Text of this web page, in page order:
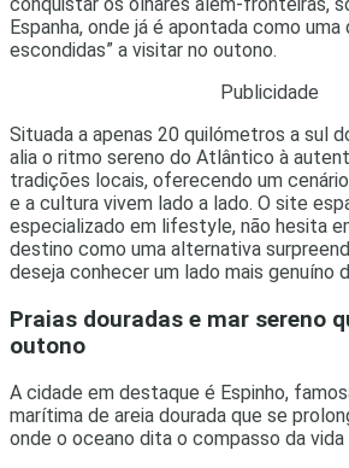
Espanha, onde já é apontada como uma
escondidas” a visitar no outono.
Publicidade
Situada a apenas 20 quilómetros a sul
alia o ritmo sereno do Atlântico à
tradições locais, oferecendo um
e a cultura vivem lado a lado. O site
especializado em lifestyle, não hesita
destino como uma alternativa
deseja conhecer um lado mais genuíno
Praias douradas e mar sereno
outono
A cidade em destaque é Espinho,
marítima de areia dourada que se
onde o oceano dita o compasso da vida